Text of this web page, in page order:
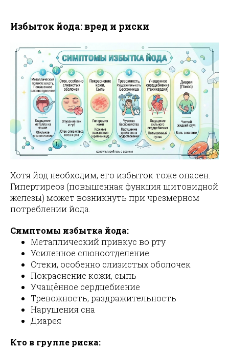
Избыток йода: вред и риски
Хотя йод необходим, его избыток тоже опасен.
Гипертиреоз (повышенная функция щитовидной
железы) может возникнуть при чрезмерном
потреблении йода.
Симптомы избытка йода:
Металлический привкус во рту
Усиленное слюноотделение
Отеки, особенно слизистых оболочек
Покраснение кожи, сыпь
Учащённое сердцебиение
Тревожность, раздражительность
Нарушения сна
Диарея
Кто в группе риска: